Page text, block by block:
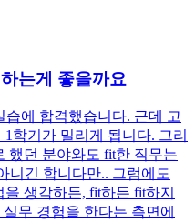
는게 좋을까요
에 합격했습니다. 근데 고
학기가 밀리게 됩니다. 그리
했던 분야와도 fit한 직무는
니긴 합니다만.. 그럼에도
생각하든, fit하든 fit하지
무 경험을 한다는 측면에